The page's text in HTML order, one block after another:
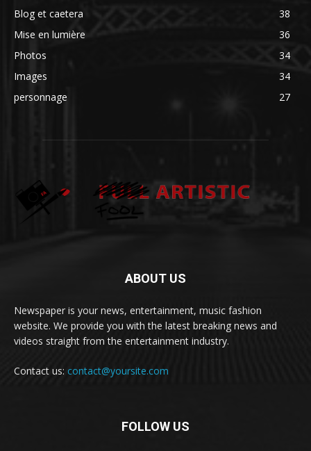
Blog et caetera
38
Mise en lumière
36
Photos
34
Images
34
personnage
27
ABOUT US
Newspaper is your news, entertainment, music fashion
website. We provide you with the latest breaking news and
videos straight from the entertainment industry.
Contact us: contact@yoursite.com
FOLLOW US